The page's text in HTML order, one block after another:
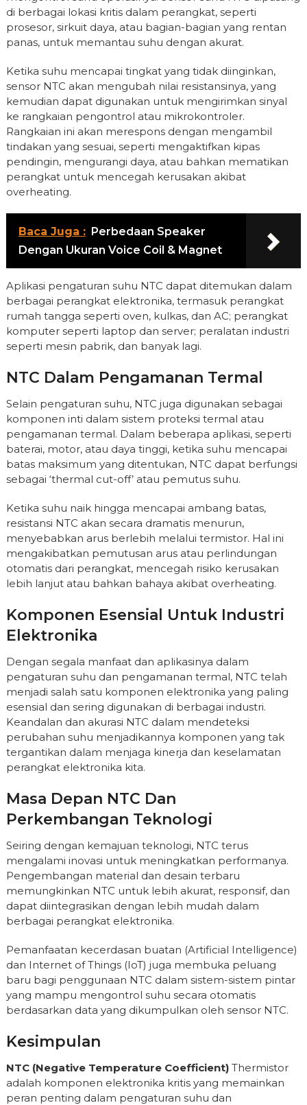
di berbagai lokasi kritis dalam perangkat, seperti
prosesor, sirkuit daya, atau bagian-bagian yang rentan
panas, untuk memantau suhu dengan akurat.
Ketika suhu mencapai tingkat yang tidak diinginkan,
sensor NTC akan mengubah nilai resistansinya, yang
kemudian dapat digunakan untuk mengirimkan sinyal
ke rangkaian pengontrol atau mikrokontroler.
Rangkaian ini akan merespons dengan mengambil
tindakan yang sesuai, seperti mengaktifkan kipas
pendingin, mengurangi daya, atau bahkan mematikan
perangkat untuk mencegah kerusakan akibat
overheating.
Baca Juga : Perbedaan Speaker
Dengan Ukuran Voice Coil & Magnet
Aplikasi pengaturan suhu NTC dapat ditemukan dalam
berbagai perangkat elektronika, termasuk perangkat
rumah tangga seperti oven, kulkas, dan AC; perangkat
komputer seperti laptop dan server; peralatan industri
seperti mesin pabrik, dan banyak lagi.
NTC Dalam Pengamanan Termal
Selain pengaturan suhu, NTC juga digunakan sebagai
komponen inti dalam sistem proteksi termal atau
pengamanan termal. Dalam beberapa aplikasi, seperti
baterai, motor, atau daya tinggi, ketika suhu mencapai
batas maksimum yang ditentukan, NTC dapat berfungsi
sebagai ‘thermal cut-off’ atau pemutus suhu.
Ketika suhu naik hingga mencapai ambang batas,
resistansi NTC akan secara dramatis menurun,
menyebabkan arus berlebih melalui termistor. Hal ini
mengakibatkan pemutusan arus atau perlindungan
otomatis dari perangkat, mencegah risiko kerusakan
lebih lanjut atau bahkan bahaya akibat overheating.
Komponen Esensial Untuk Industri
Elektronika
Dengan segala manfaat dan aplikasinya dalam
pengaturan suhu dan pengamanan termal, NTC telah
menjadi salah satu komponen elektronika yang paling
esensial dan sering digunakan di berbagai industri.
Keandalan dan akurasi NTC dalam mendeteksi
perubahan suhu menjadikannya komponen yang tak
tergantikan dalam menjaga kinerja dan keselamatan
perangkat elektronika kita.
Masa Depan NTC Dan
Perkembangan Teknologi
Seiring dengan kemajuan teknologi, NTC terus
mengalami inovasi untuk meningkatkan performanya.
Pengembangan material dan desain terbaru
memungkinkan NTC untuk lebih akurat, responsif, dan
dapat diintegrasikan dengan lebih mudah dalam
berbagai perangkat elektronika.
Pemanfaatan kecerdasan buatan (Artificial Intelligence)
dan Internet of Things (IoT) juga membuka peluang
baru bagi penggunaan NTC dalam sistem-sistem pintar
yang mampu mengontrol suhu secara otomatis
berdasarkan data yang dikumpulkan oleh sensor NTC.
Kesimpulan
NTC (Negative Temperature Coefficient)Thermistor
adalah komponen elektronika kritis yang memainkan
peran penting dalam pengaturan suhu dan